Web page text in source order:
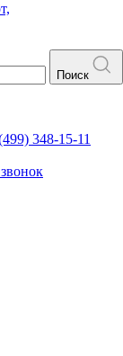
Поиск
348-15-11